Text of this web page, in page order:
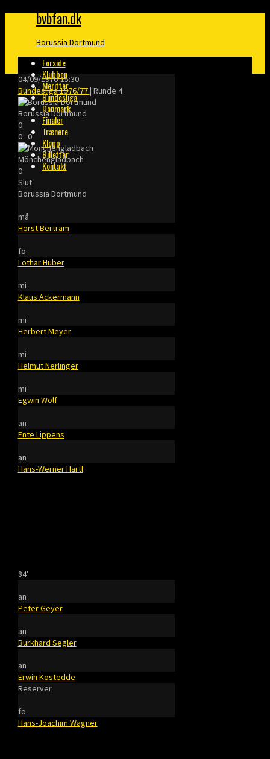
bvbfan.dk
Borussia Dortmund
Forside
Klubben
Meritter
Bundesliga
Danmark
Finaler
Trænere
Klopp
Billetter
Kontakt
04/09/1976-15:30
Bundesliga 1976/77| Runde 4
Borussia Dortmund
0
0 : 0
Mönchengladbach
0
Slut
Borussia Dortmund
må
Horst Bertram
fo
Lothar Huber
mi
Klaus Ackermann
mi
Herbert Meyer
mi
Helmut Nerlinger
mi
Egwin Wolf
an
Ente Lippens
an
Hans-Werner Hartl
84'
an
Peter Geyer
an
Burkhard Segler
an
Erwin Kostedde
Reserver
fo
Hans-Joachim Wagner